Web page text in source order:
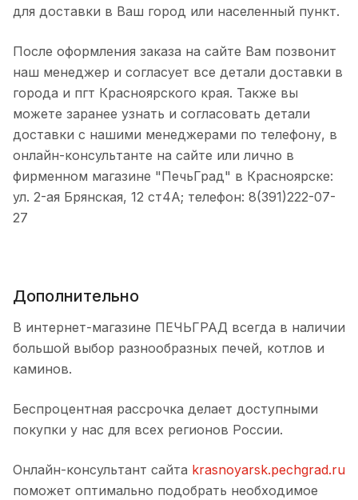
для доставки в Ваш город или населенный пункт.
После оформления заказа на сайте Вам позвонит
наш менеджер и согласует все детали доставки в
города и пгт Красноярского края. Также вы
можете заранее узнать и согласовать детали
доставки с нашими менеджерами по телефону, в
онлайн-консультанте на сайте или лично в
фирменном магазине "ПечьГрад" в Красноярске:
ул. 2-ая Брянская, 12 ст4А; телефон: 8(391)222-07-
27
Дополнительно
В интернет-магазине ПЕЧЬГРАД всегда в наличии
большой выбор разнообразных печей, котлов и
каминов.
Беспроцентная рассрочка делает доступными
покупки у нас для всех регионов России.
Онлайн-консультант сайта krasnoyarsk.pechgrad.ru
поможет оптимально подобрать необходимое